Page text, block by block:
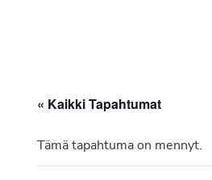
Ry
vuonna
« Kaikki Tapahtumat
Tämä tapahtuma on mennyt.